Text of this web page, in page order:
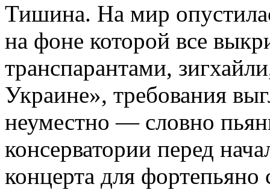
Тишина. На мир
на фоне которой все
транспарантами,
Украине», требования
неуместно — словно
консерватории перед
концерта для